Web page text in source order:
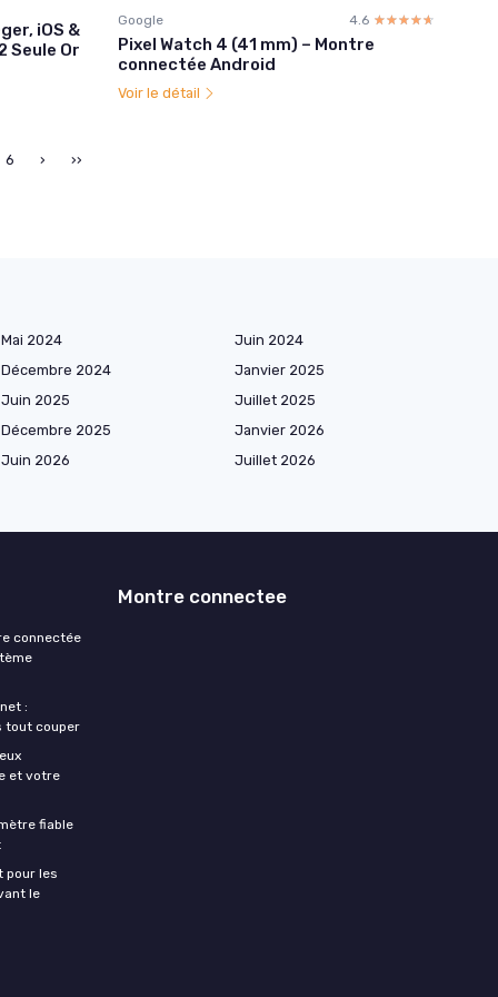
iOS &
Seule Or
Google 4.6 ☆☆☆☆☆
★★★★★
Pixel Watch 4 (41 mm) – Montre
connectée Android
Voir le détail
6 › ››
Mai 2024
Juin 2024
Décembre 2024
Janvier 2025
Juin 2025
Juillet 2025
Décembre 2025
Janvier 2026
Juin 2026
Juillet 2026
connectée
:
tout couper
et votre
fiable
pour les
le
Montre connectee